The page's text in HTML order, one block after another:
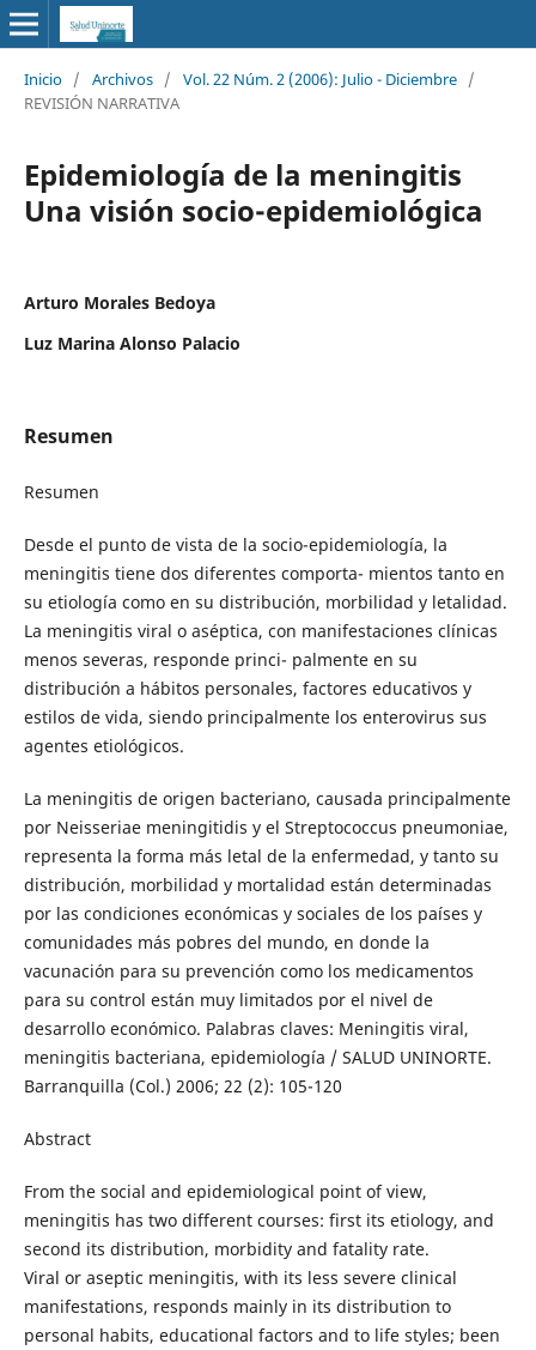
Inicio / Archivos / Vol. 22 Núm. 2 (2006): Julio - Diciembre /
REVISIÓN NARRATIVA
Epidemiología de la meningitis
Una visión socio-epidemiológica
Arturo Morales Bedoya
Luz Marina Alonso Palacio
Resumen
Resumen
Desde el punto de vista de la socio-epidemiología, la
meningitis tiene dos diferentes comporta- mientos tanto en
su etiología como en su distribución, morbilidad y letalidad.
La meningitis viral o aséptica, con manifestaciones clínicas
menos severas, responde princi- palmente en su
distribución a hábitos personales, factores educativos y
estilos de vida, siendo principalmente los enterovirus sus
agentes etiológicos.
La meningitis de origen bacteriano, causada principalmente
por Neisseriae meningitidis y el Streptococcus pneumoniae,
representa la forma más letal de la enfermedad, y tanto su
distribución, morbilidad y mortalidad están determinadas
por las condiciones económicas y sociales de los países y
comunidades más pobres del mundo, en donde la
vacunación para su prevención como los medicamentos
para su control están muy limitados por el nivel de
desarrollo económico. Palabras claves: Meningitis viral,
meningitis bacteriana, epidemiología / SALUD UNINORTE.
Barranquilla (Col.) 2006; 22 (2): 105-120
Abstract
From the social and epidemiological point of view,
meningitis has two different courses: first its etiology, and
second its distribution, morbidity and fatality rate.
Viral or aseptic meningitis, with its less severe clinical
manifestations, responds mainly in its distribution to
personal habits, educational factors and to life styles; been